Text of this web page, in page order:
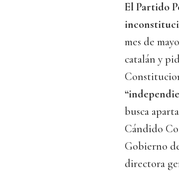
El Partido
mes de
catalán y
busca
Cándido
Gobierno
directora